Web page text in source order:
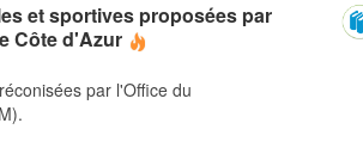
et sportives proposées par
Côte d'Azur
par l'Office du